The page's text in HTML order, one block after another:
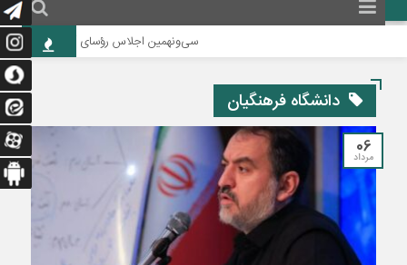
سی‌ونهمین اجلاس رؤسای آموزش و پرورش
دانشگاه فرهنگیان
06
مرداد